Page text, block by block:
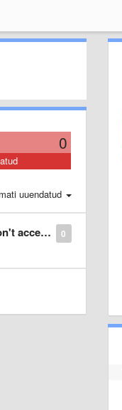
0
uuendatud
0
put in..so